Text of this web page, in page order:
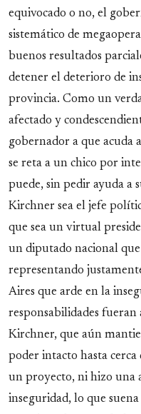
equivocado o no, el
sistemático de
buenos resultados
detener el deterioro de
provincia. Como un
afectado y
gobernador a que acuda
se reta a un chico por
puede, sin pedir ayuda a
Kirchner sea el jefe
que sea un virtual
un diputado nacional
representando
Aires que arde en la
responsabilidades fueran
Kirchner, que aún
poder intacto hasta
un proyecto, ni hizo una
inseguridad, lo que